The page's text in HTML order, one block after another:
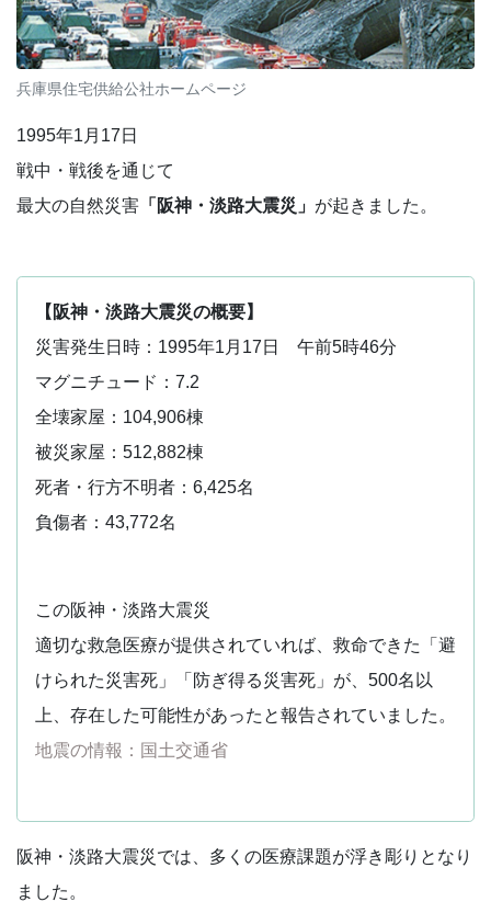
兵庫県住宅供給公社ホームページ
1995年1月17日
戦中・戦後を通じて
最大の自然災害 「阪神・淡路大震災」 が起きました。
【阪神・淡路大震災の概要】
災害発生日時：1995年1月17日 午前5時46分
マグニチュード：7.2
全壊家屋：104,906棟
被災家屋：512,882棟
死者・行方不明者：6,425名
負傷者：43,772名
この阪神・淡路大震災
適切な救急医療が提供されていれば、救命できた「避
けられた災害死」「防ぎ得る災害死」が、500名以
上、存在した可能性があったと報告されていました。
地震の情報：国土交通省
阪神・淡路大震災では、多くの医療課題が浮き彫りとなり
ました。